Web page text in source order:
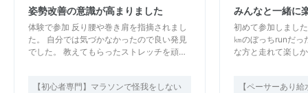
姿勢改善の意識が高まりました
体験で参加 反り腰や巻き肩を指摘されまし
た。 自分では気づかなかったので良い発見
でした。 教えてもらったストレッチを頑…
【初心者専門】マラソンで怪我をしない
みんなと一緒に
初めて参加しまし
㎞のぼっちrunだっ
な方と走れて楽し
【ペーサーあり